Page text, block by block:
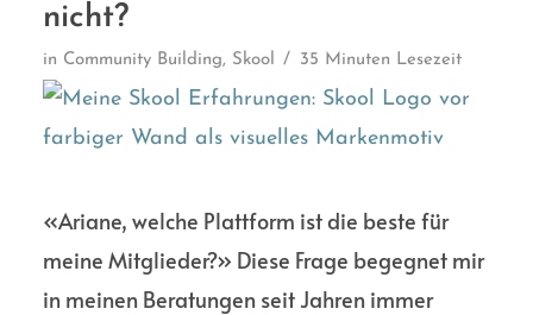
nicht?
in Community Building, Skool 35 Minuten Lesezeit
«Ariane, welche Plattform ist die beste für
meine Mitglieder?» Diese Frage begegnet mir
in meinen Beratungen seit Jahren immer